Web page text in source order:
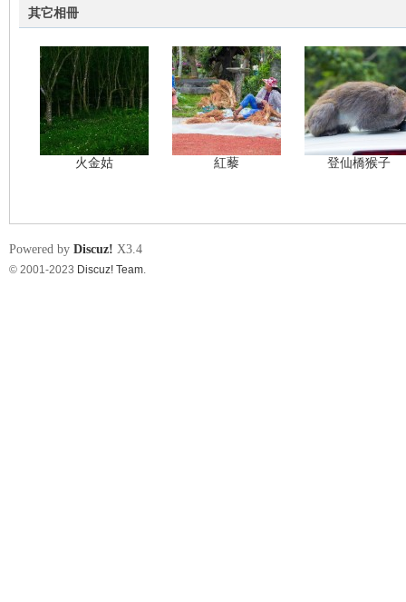
s
其它相冊
火金姑 紅藜 登仙橋猴子
Powered by Discuz! X3.4
© 2001-2023 Discuz! Team.